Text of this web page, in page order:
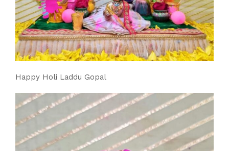
Happy Holi Laddu Gopal